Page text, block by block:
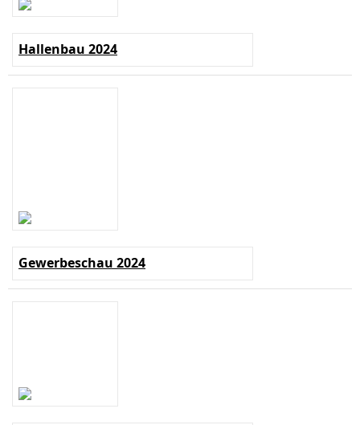
Hallenbau 2024
Gewerbeschau 2024